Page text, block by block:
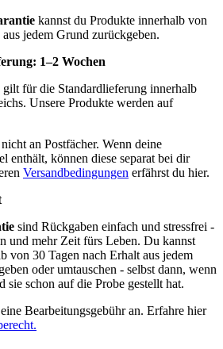
kannst du Produkte innerhalb von
jedem Grund zurückgeben.
1–2 Wochen
für die Standardlieferung innerhalb
Unsere Produkte werden auf
an Postfächer. Wenn deine
enthält, können diese separat bei dir
Versandbedingungen erfährst du hier.
sind Rückgaben einfach und stressfrei -
und mehr Zeit fürs Leben. Du kannst
von 30 Tagen nach Erhalt aus jedem
oder umtauschen - selbst dann, wenn
schon auf die Probe gestellt hat.
Bearbeitungsgebühr an. Erfahre hier